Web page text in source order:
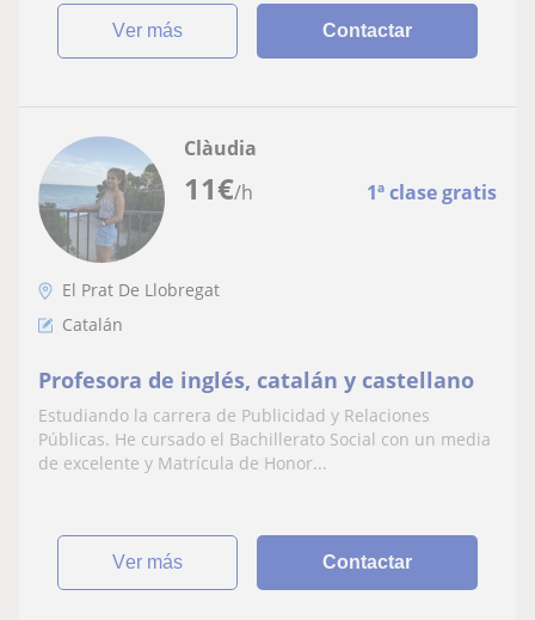
ver más Contactar
11€/h 1ª clase gratis
Clàudia
El Prat De Llobregat
Catalán
Profesora de inglés, catalán y castellano
Estudiando la carrera de Publicidad y Relaciones
Públicas. He cursado el Bachillerato Social con un media
de excelente y Matrícula de Honor...
ver más Contactar